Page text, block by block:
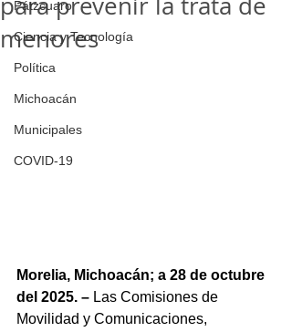
Pátzcuaro
Ciencia y Tecnología
Política
Michoacán
Municipales
COVID-19
menores
Morelia, Michoacán; a 28 de octubre
del 2025. – Las Comisiones de
Movilidad y Comunicaciones,